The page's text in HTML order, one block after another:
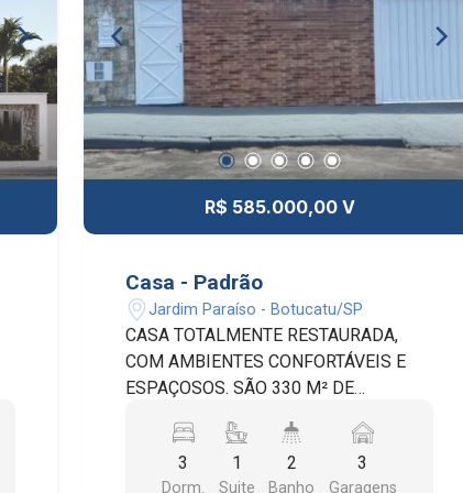
DE ENTREGA EM FEVEREIRO/2026
R$ 585.000,00 V
Casa - Padrão
Jardim Paraíso - Botucatu/SP
CASA TOTALMENTE RESTAURADA,
COM AMBIENTES CONFORTÁVEIS E
ESPAÇOSOS. SÃO 330 M² DE
EM LOCALIZAÇÃO PRIVILEGIADA. O
IMÓVEL CONTA COM 3 AMPLOS
3
Dorm.
1
Suite
2
Banho
3
Garagens